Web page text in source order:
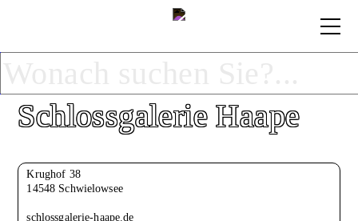
Schlossgalerie Haape
Krughof 38
14548 Schwielowsee
schlossgalerie-haape.de